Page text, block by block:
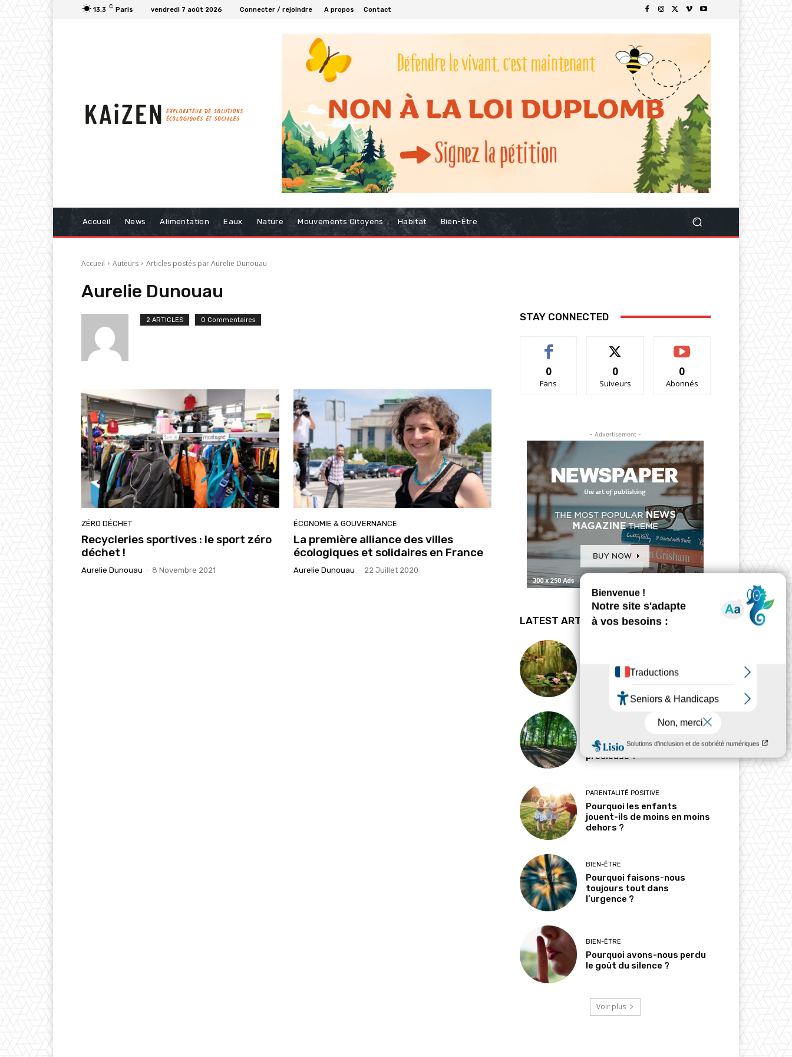
13.3 C Paris vendredi 7 août 2026 Connecter / rejoindre A propos Contact
Accueil News Alimentation Eaux Nature Mouvements Citoyens Habitat Bien-Être
Accueil Auteurs Articles postés par Aurelie Dunouau
Aurelie Dunouau
2 ARTICLES 0 Commentaires
ZÉRO DÉCHET
Recycleries sportives : le sport zéro
déchet !
Aurelie Dunouau - 8 Novembre 2021
ÉCONOMIE & GOUVERNANCE
La première alliance des villes
écologiques et solidaires en France
Aurelie Dunouau - 22 Juillet 2020
STAY CONNECTED
0
Fans
0
Suiveurs
0
Abonnés
- Advertisement -
LATEST ARTICLES
La revanche des mares
devenue une ressource
précieuse ?
PARENTALITÉ POSITIVE
Pourquoi les enfants
jouent-ils de moins en moins
dehors ?
BIEN-ÊTRE
Pourquoi faisons-nous
toujours tout dans
l’urgence ?
BIEN-ÊTRE
Pourquoi avons-nous perdu
le goût du silence ?
Voir plus